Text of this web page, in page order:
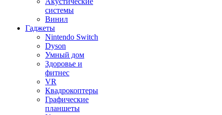
системы
Винил
Гаджеты
Nintendo Switch
Dyson
Умный дом
Здоровье и
фитнес
VR
Квадрокоптеры
Графические
планшеты